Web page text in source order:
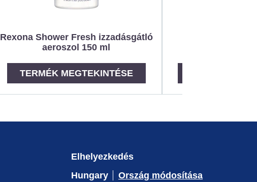
Rexona Shower Fresh izzadásgátló
aeroszol 150 ml
TERMÉK MEGTEKINTÉSE
Elhelyezkedés
Hungary
Ország módosítása